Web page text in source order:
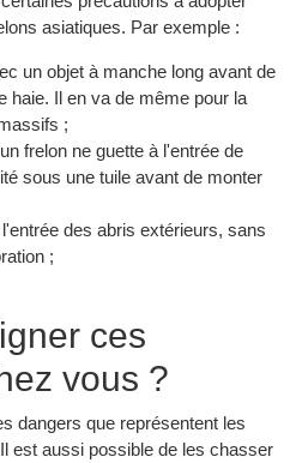
asiatiques. Par exemple :
un objet à manche long avant de
haie. Il en va de même pour la
;
frelon ne guette à l'entrée de
sous une tuile avant de monter
des abris extérieurs, sans
;
ces
vous ?
dangers que représentent les
est aussi possible de les chasser